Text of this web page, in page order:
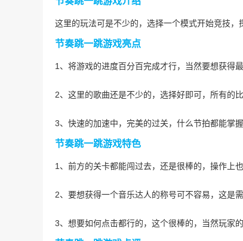
这里的玩法可是不少的，选择一个模式开始竞技，
节奏跳一跳游戏亮点
1、将游戏的进度百分百完成才行，当然要想获得
2、这里的歌曲还是不少的，选择好即可，所有的比
3、快速的加速中，完美的过关，什么节拍都能掌
节奏跳一跳游戏特色
1、前方的关卡都能闯过去，还是很棒的，操作上
2、要想获得一个音乐达人的称号可不容易，这是
3、想要如何点击都行的，这个很棒的，当然玩家的